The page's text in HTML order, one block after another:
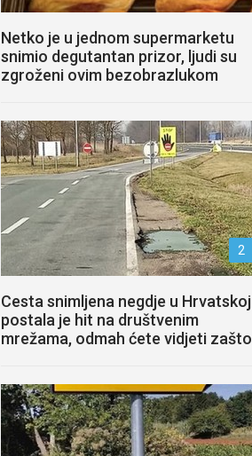
Netko je u jednom supermarketu
snimio degutantan prizor, ljudi su
zgroženi ovim bezobrazlukom
2
Cesta snimljena negdje u Hrvatskoj
postala je hit na društvenim
mrežama, odmah ćete vidjeti zašto